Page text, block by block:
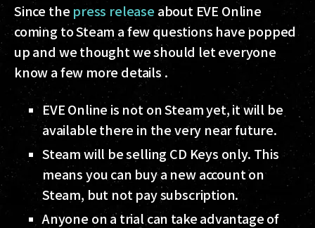
Since thepress release about EVE Online
coming to Steam a few questions have popped
up and we thought we should let everyone
know a few more details .
EVE Online is not on Steam yet, it will be
available there in the very near future.
Steam will be selling CD Keys only. This
means you can buy a new account on
Steam, but not pay subscription.
Anyone on a trial can take advantage of